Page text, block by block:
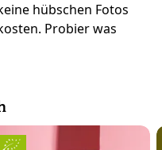
hübschen Fotos
Probier was